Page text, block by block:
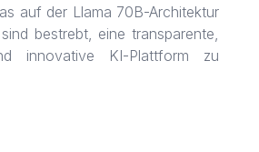
auf der Llama 70B-Architektur
bestrebt, eine transparente,
innovative KI-Plattform zu